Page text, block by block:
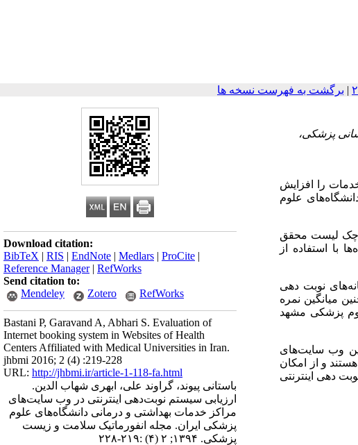
| برگشت به فهرست نسخه ها
Download citation:
BibTeX | RIS | EndNote | Medlars | ProCite |
Reference Manager| RefWorks
Send citation to:
Mendeley
Zotero RefWorks
Bastani P, Garavand A, Abhari S. Evaluation of
Internet booking system in Websites of Health
Centers Affiliated with Medical Universities in Iran.
jhbmi 2016; 2 (4) :219-228
URL: http://jhbmi.ir/article-1-118-fa.html
باستانی پیوند، گراوند علی، ابهری شهاب الدین.
ارزیابی سیستم نوبت‌دهی اینترنتی در وب سایت‌های
مراکز خدمات بهداشتی و درمانی دانشگاه‌های علوم
پزشکی ایران. مجله انفورماتیک سلامت و زیست
پزشکی. ۱۳۹۴; ۲ (۴) :۲۱۹-۲۲۸
پزشکی،
را افزایش
علوم
از طریق یک چک لیست محقق
با استفاده از
سامانه‌های نوبت دهی
میانگین نمره
علوم پزشکی مشهد
وب سایتهای
و از امکان
دهی اینترنتی